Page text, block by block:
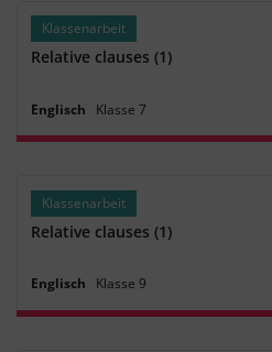
Klassenarbeit
Relative clauses (1)
Englisch Klasse 7
Klassenarbeit
Relative clauses (1)
Englisch Klasse 9